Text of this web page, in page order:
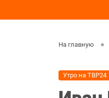
На главную
Утро на ТВР24